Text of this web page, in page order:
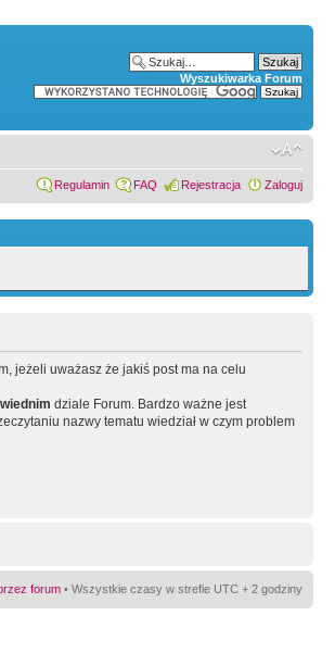
Wyszukiwarka Forum
Regulamin FAQ Rejestracja Zaloguj
jeżeli uważasz że jakiś post ma na celu
dziale Forum. Bardzo ważne jest
nazwy tematu wiedział w czym problem
forum • Wszystkie czasy w strefie UTC + 2 godziny